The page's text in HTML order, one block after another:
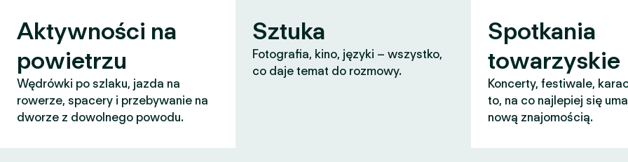
Aktywności na
powietrzu
Wędrówki po szlaku, jazda na
rowerze, spacery i przebywanie na
dworze z dowolnego powodu.
Sztuka
Fotografia, kino, języki – wszystko,
co daje temat do rozmowy.
Spotkania
towarzyskie
Koncerty, festiwale,
to, na co najlepiej się
nową znajomością.